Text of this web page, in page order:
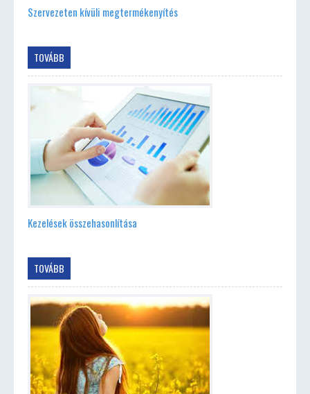
Szervezeten kívüli megtermékenyítés
TOVÁBB
Kezelések összehasonlítása
TOVÁBB